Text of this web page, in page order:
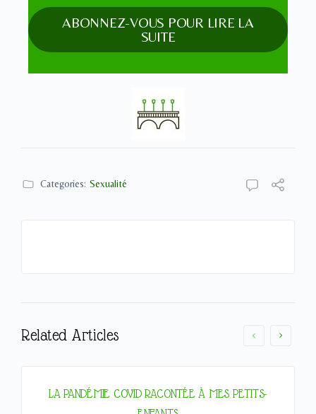
ABONNEZ-VOUS POUR LIRE LA
SUITE
Categories: Sexualité
Related Articles
LA PANDÉMIE COVID RACONTÉE À MES PETITS-